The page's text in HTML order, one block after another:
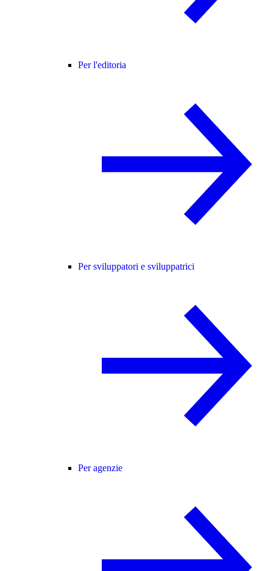
Per l'editoria
Per sviluppatori e sviluppatrici
Per agenzie